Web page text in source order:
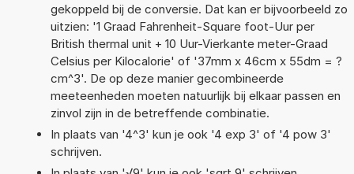
gekoppeld bij de conversie. Dat kan er bijvoorbeeld zo
uitzien: '1 Graad Fahrenheit-Square foot-Uur per
British thermal unit + 10 Uur-Vierkante meter-Graad
Celsius per Kilocalorie' of '37mm x 46cm x 55dm = ?
cm^3'. De op deze manier gecombineerde
meeteenheden moeten natuurlijk bij elkaar passen en
zinvol zijn in de betreffende combinatie.
In plaats van '4^3' kun je ook '4 exp 3' of '4 pow 3'
schrijven.